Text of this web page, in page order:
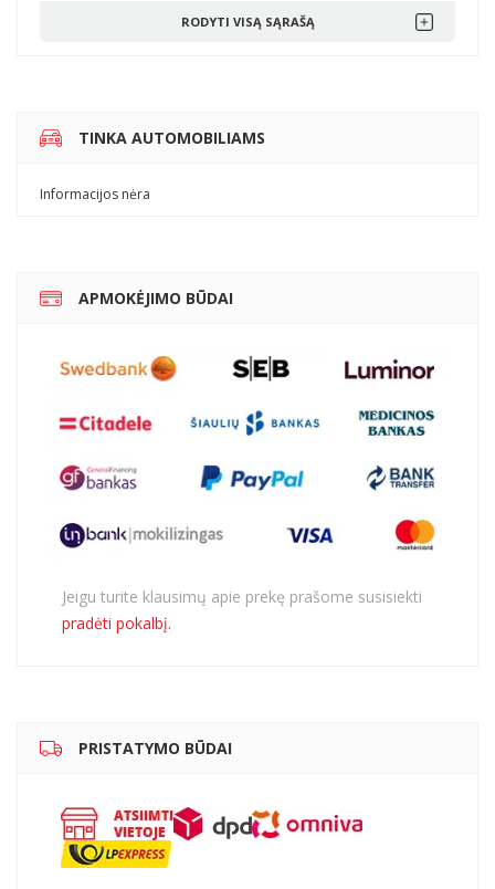
RODYTI VISĄ SĄRAŠĄ
TINKA AUTOMOBILIAMS
Informacijos nėra
APMOKĖJIMO BŪDAI
Jeigu turite klausimų apie prekę prašome susisiekti
pradėti pokalbį.
PRISTATYMO BŪDAI